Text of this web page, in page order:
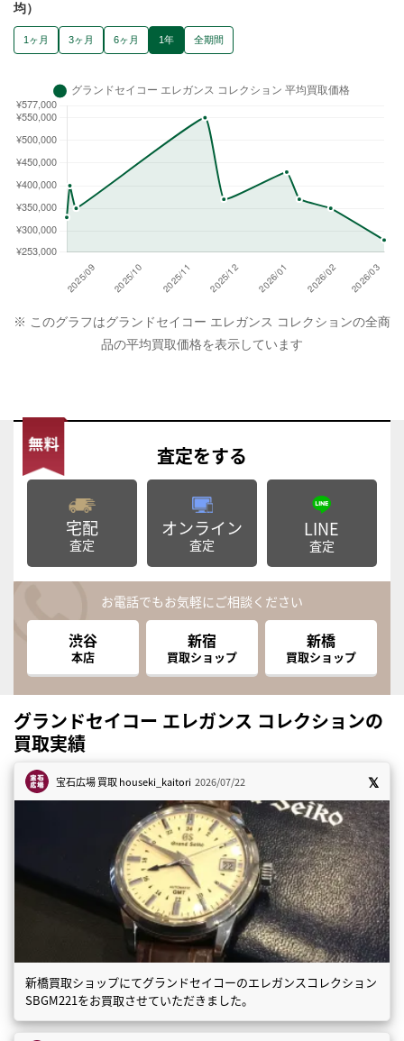
均）
1ヶ月 3ヶ月 6ヶ月 1年 全期間
※ このグラフはグランドセイコー エレガンス コレクションの全商
品の平均買取価格を表示しています
査定をする
宅配
査定
オンライン
査定
LINE
査定
お電話でもお気軽にご相談ください
渋谷
本店
新宿
買取ショップ
新橋
買取ショップ
グランドセイコー エレガンス コレクションの
買取実績
宝石広場 買取houseki_kaitori 2026/07/22
新橋買取ショップにてグランドセイコーのエレガンスコレクション
SBGM221をお買取させていただきました。